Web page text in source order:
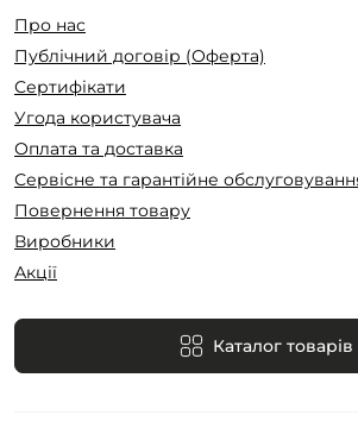
Про нас
Публічний договір (Оферта)
Сертифікати
Угода користувача
Оплата та доставка
Сервісне та гарантійне
Повернення товару
Виробники
Акції
Каталог товарів